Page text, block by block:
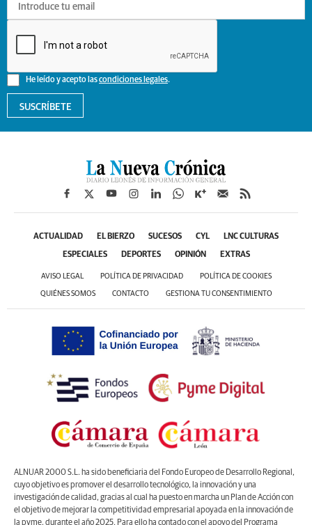
He leído y acepto lascondiciones legales.
SUSCRÍBETE
ACTUALIDAD EL BIERZO SUCESOS CYL LNC CULTURAS
ESPECIALES DEPORTES OPINIÓN EXTRAS
AVISO LEGAL POLÍTICA DE PRIVACIDAD POLÍTICA DE COOKIES
QUIÉNES SOMOS CONTACTO GESTIONA TU CONSENTIMIENTO
ALNUAR 2000 S.L. ha sido beneficiaria del Fondo Europeo de Desarrollo Regional,
cuyo objetivo es promover el desarrollo tecnológico, la innovación y una
investigación de calidad, gracias al cual ha puesto en marcha un Plan de Acción con
el objetivo de mejorar la competitividad empresarial apoyada en la innovación de
la pyme, durante el año 2025. Para ello ha contado con el apoyo del Programa